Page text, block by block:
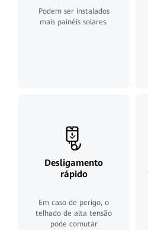
Podem ser instalados
mais painéis solares.
Desligamento
rápido
Em caso de perigo, o
telhado de alta tensão
pode comutar